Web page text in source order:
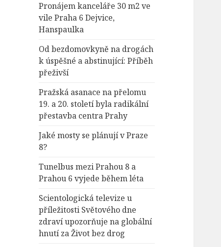
Pronájem kanceláře 30 m2 ve
vile Praha 6 Dejvice,
Hanspaulka
Od bezdomovkyně na drogách
k úspěšné a abstinující: Příběh
přeživší
Pražská asanace na přelomu
19. a 20. století byla radikální
přestavba centra Prahy
Jaké mosty se plánují v Praze
8?
Tunelbus mezi Prahou 8 a
Prahou 6 vyjede během léta
Scientologická televize u
příležitosti Světového dne
zdraví upozorňuje na globální
hnutí za Život bez drog